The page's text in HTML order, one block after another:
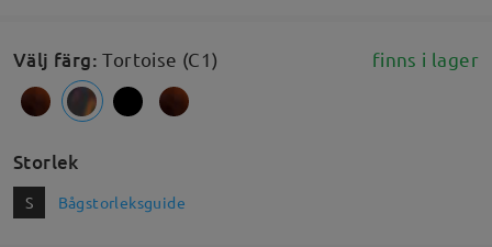
Välj färg:Tortoise (C1) finns i lager
Storlek
S Bågstorleksguide